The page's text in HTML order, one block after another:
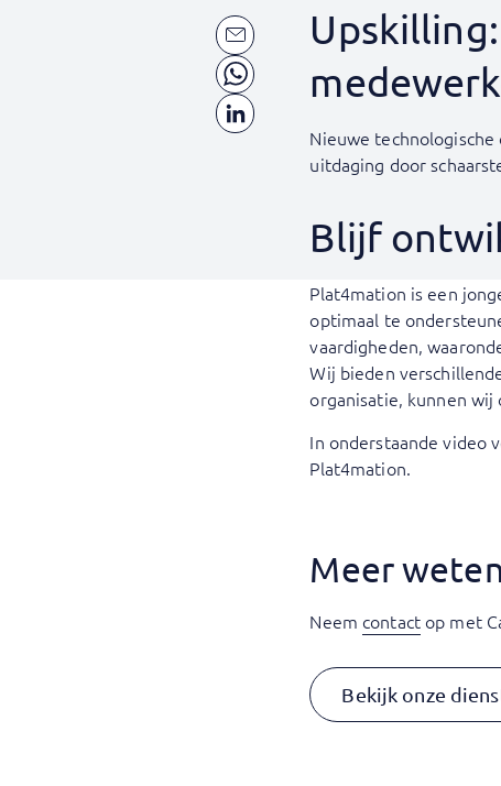
Nieuwe
uitdaging door
Blijf
Plat4mation is een
optimaal te
vaardigheden,
Wij bieden
organisatie, kunnen
In onderstaande video
Plat4mation.
Meer
Neem contactop met
Bekijk onze